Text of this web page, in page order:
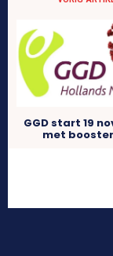
GGD start 19
met